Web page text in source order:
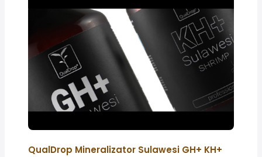
QualDrop Mineralizator Sulawesi GH+ KH+